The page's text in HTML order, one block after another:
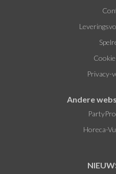
Privacy-
Andere
Horeca-